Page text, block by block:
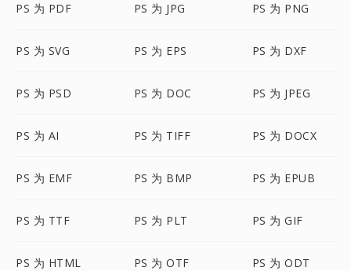
PS 为 PDF PS 为 JPG PS 为 PNG
PS 为 SVG PS 为 EPS PS 为 DXF
PS 为 PSD PS 为 DOC PS 为 JPEG
PS 为 AI PS 为 TIFF PS 为 DOCX
PS 为 EMF PS 为 BMP PS 为 EPUB
PS 为 TTF PS 为 PLT PS 为 GIF
PS 为 HTML PS 为 OTF PS 为 ODT